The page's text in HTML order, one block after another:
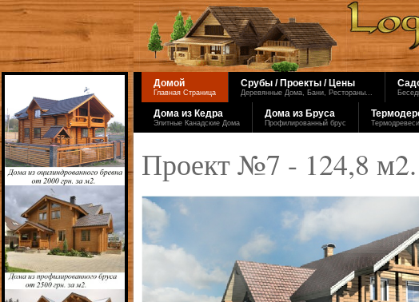
Домой
Главная Страница
Срубы / Проекты / Цены
Деревянные Дома, Бани, Рестораны...
Дома из Кедра
Элитные Канадские Дома
Дома из Бруса
Профилированный брус
Проект №7 - 124,8 м2.